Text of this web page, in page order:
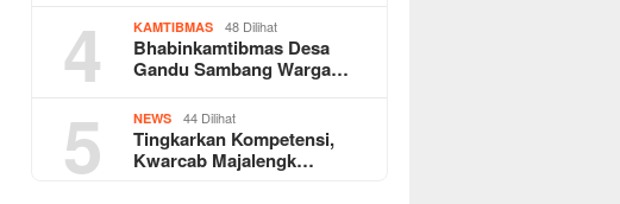
4 KAMTIBMAS 48 Dilihat
Bhabinkamtibmas Desa
Gandu Sambang Warga…
5 NEWS 44 Dilihat
Tingkarkan Kompetensi,
Kwarcab Majalengk…